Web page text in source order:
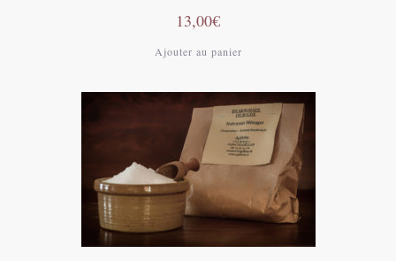
13,00€
Ajouter au panier